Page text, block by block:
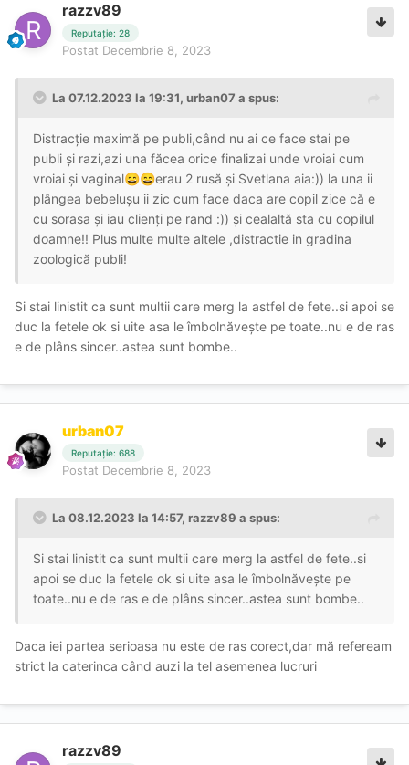
razzv89
Reputație: 28
Postat Decembrie 8, 2023
La 07.12.2023 la 19:31, urban07 a spus:
Distracție maximă pe publi,când nu ai ce face stai pe
publi și razi,azi una făcea orice finalizai unde vroiai cum
vroiai și vaginal😄😄erau 2 rusă și Svetlana aia:)) la una ii
plângea bebelușu ii zic cum face daca are copil zice că e
cu sorasa și iau clienți pe rand :)) și cealaltă sta cu copilul
doamne!! Plus multe multe altele ,distractie in gradina
zoologică publi!
Si stai linistit ca sunt multii care merg la astfel de fete..si apoi se
duc la fetele ok si uite asa le îmbolnăvește pe toate..nu e de ras
e de plâns sincer..astea sunt bombe..
urban07
Reputație: 688
Postat Decembrie 8, 2023
La 08.12.2023 la 14:57, razzv89 a spus:
Si stai linistit ca sunt multii care merg la astfel de fete..si
apoi se duc la fetele ok si uite asa le îmbolnăvește pe
toate..nu e de ras e de plâns sincer..astea sunt bombe..
Daca iei partea serioasa nu este de ras corect,dar mă refeream
strict la caterinca când auzi la tel asemenea lucruri
razzv89